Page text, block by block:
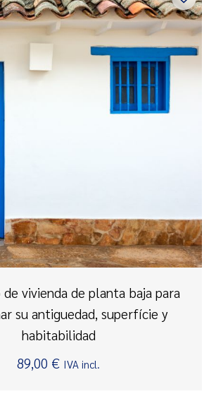
vivienda de planta baja para
su antiguedad, superfície y
habitabilidad
89,00 € IVA incl.